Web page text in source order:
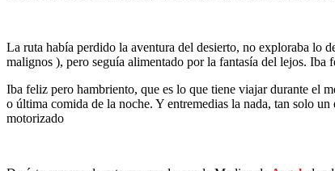
La ruta había perdido la aventura del desierto, no exploraba lo
malignos ), pero seguía alimentado por la fantasía del lejos.
Iba feliz pero hambriento, que es lo que tiene viajar durante el
o última comida de la noche. Y entremedias la nada, tan solo
motorizado